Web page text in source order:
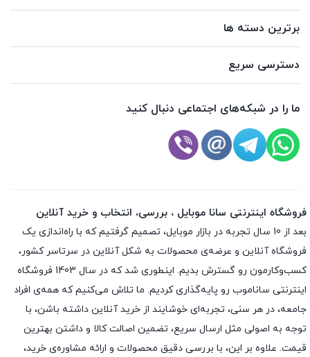
برترین دسته ها
دسترسی سریع
ما را در شبکه‌های اجتماعی دنبال کنید
فروشگاه اینترنتی سانا موبایل ، بررسی، انتخاب و خرید آنلاین
بعد از 10 سال تجربه در بازار موبایل، تصمیم گرفتیم که با راه‌اندازی یک
فروشگاه آنلاین و عرضه‌ی محصولات به شکل آنلاین در سرتاسر کشور،
کسب‌وکارمون رو گسترش بدیم. اینطوری شد که در سال 1403 فروشگاه
اینترنتی ساناموب رو پایه‌گذاری کردیم. ما تلاش می‌کنیم که همه‌ی افراد
جامعه، در هر سنی، تجربه‌ای خوشایند از خرید آنلاین داشته باشن، با
توجه به اصولی مثل ارسال سریع، تضمین اصالت کالا و داشتن بهترین
قیمت. علاوه بر این، با بررسی دقیق محصولات و ارائه مشاوره‌ی خرید،